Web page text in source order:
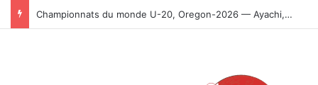
Championnats du monde U-20, Oregon-2026 — Ayachi, Dissa, Touahria et Ghezali en finale